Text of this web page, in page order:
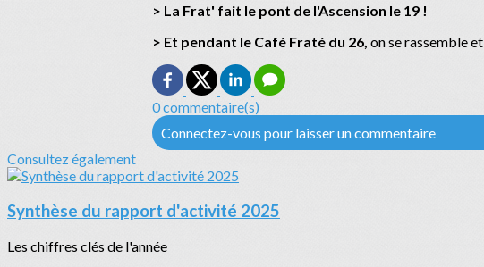
> La Frat' fait le pont de l'Ascension le 19 !
> Et pendant le Café Fraté du 26, on se rassemble
0 commentaire(s)
Connectez-vous pour laisser un commentaire
Consultez également
Synthèse du rapport d'activité 2025
Les chiffres clés de l'année